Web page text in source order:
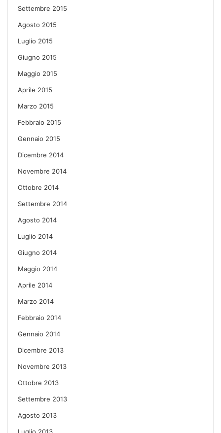
Settembre 2015
Agosto 2015
Luglio 2015
Giugno 2015
Maggio 2015
Aprile 2015
Marzo 2015
Febbraio 2015
Gennaio 2015
Dicembre 2014
Novembre 2014
Ottobre 2014
Settembre 2014
Agosto 2014
Luglio 2014
Giugno 2014
Maggio 2014
Aprile 2014
Marzo 2014
Febbraio 2014
Gennaio 2014
Dicembre 2013
Novembre 2013
Ottobre 2013
Settembre 2013
Agosto 2013